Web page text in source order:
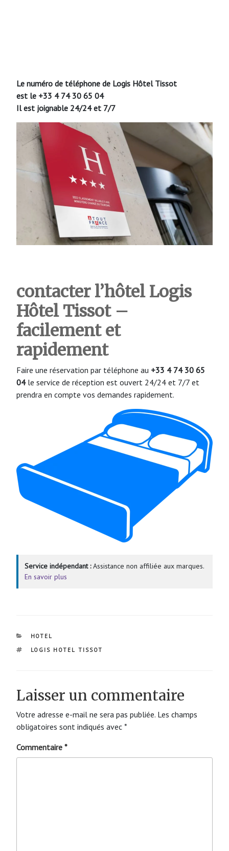
Le numéro de téléphone de Logis Hôtel Tissot
est le +33 4 74 30 65 04
Il est joignable 24/24 et 7/7
contacter l’hôtel Logis
Hôtel Tissot –
facilement et
rapidement
Faire une réservation par téléphone au +33 4 74 30 65
04le service de réception est ouvert 24/24 et 7/7 et
prendra en compte vos demandes rapidement.
Service indépendant :Assistance non affiliée aux marques.
En savoir plus
CATÉGORIES
HOTEL
ÉTIQUETTES
LOGIS HOTEL TISSOT
Laisser un commentaire
Votre adresse e-mail ne sera pas publiée. Les champs
obligatoires sont indiqués avec *
Commentaire *